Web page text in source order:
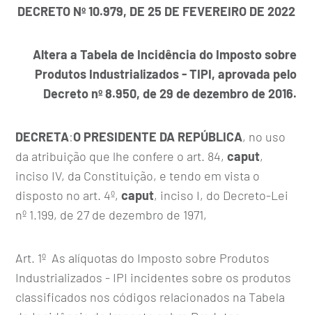
DECRETO Nº 10.979, DE 25 DE FEVEREIRO DE 2022
Altera a Tabela de Incidência do Imposto sobre
Produtos Industrializados - TIPI, aprovada pelo
Decreto nº 8.950, de 29 de dezembro de 2016.
DECRETA:O PRESIDENTE DA REPÚBLICA, no uso
da atribuição que lhe confere o art. 84,caput,
inciso IV, da Constituição, e tendo em vista o
disposto no art. 4º,caput, inciso I, do Decreto-Lei
nº 1.199, de 27 de dezembro de 1971,
Art. 1º As alíquotas do Imposto sobre Produtos
Industrializados - IPI incidentes sobre os produtos
classificados nos códigos relacionados na Tabela